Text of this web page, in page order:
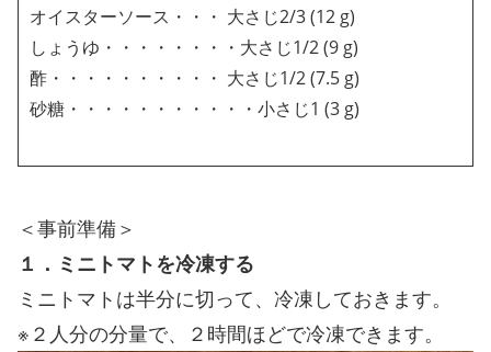
オイスターソース・・・ 大さじ2/3 (12 g)
しょうゆ・・・・・・・・大さじ1/2 (9 g)
酢・・・・・・・・・・ 大さじ1/2 (7.5 g)
砂糖・・・・・・・・・・・小さじ1 (3 g)
＜事前準備＞
１．ミニトマトを冷凍する
ミニトマトは半分に切って、冷凍しておきます。
※２人分の分量で、２時間ほどで冷凍できます。